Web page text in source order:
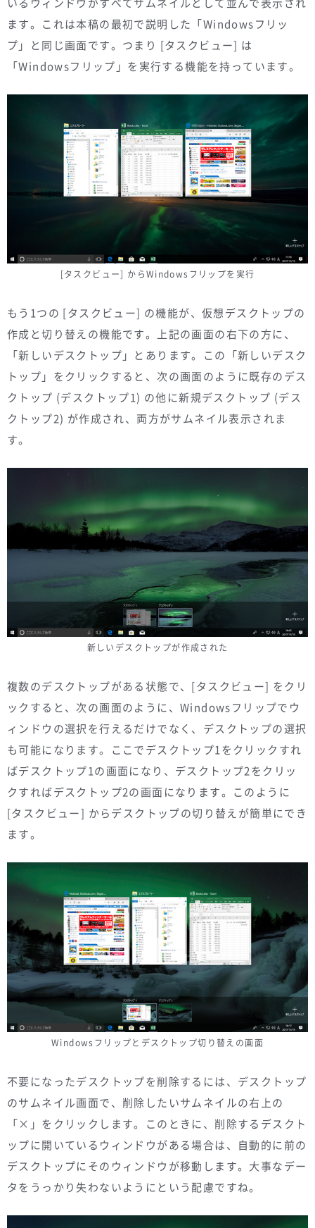
ます。これは本稿の最初で説明した「Windowsフリッ
プ」と同じ画面です。つまり [タスクビュー] は
「Windowsフリップ」を実行する機能を持っています。
[タスクビュー] からWindowsフリップを実行
もう1つの [タスクビュー] の機能が、仮想デスクトップの
作成と切り替えの機能です。上記の画面の右下の方に、
「新しいデスクトップ」とあります。この「新しいデスク
トップ」をクリックすると、次の画面のように既存のデス
クトップ (デスクトップ1) の他に新規デスクトップ (デス
クトップ2) が作成され、両方がサムネイル表示されま
す。
新しいデスクトップが作成された
複数のデスクトップがある状態で、[タスクビュー] をクリ
ックすると、次の画面のように、Windowsフリップでウ
ィンドウの選択を行えるだけでなく、デスクトップの選択
も可能になります。ここでデスクトップ1をクリックすれ
ばデスクトップ1の画面になり、デスクトップ2をクリッ
クすればデスクトップ2の画面になります。このように
[タスクビュー] からデスクトップの切り替えが簡単にでき
ます。
Windowsフリップとデスクトップ切り替えの画面
不要になったデスクトップを削除するには、デスクトップ
のサムネイル画面で、削除したいサムネイルの右上の
「×」をクリックします。このときに、削除するデスクト
ップに開いているウィンドウがある場合は、自動的に前の
デスクトップにそのウィンドウが移動します。大事なデー
タをうっかり失わないようにという配慮ですね。